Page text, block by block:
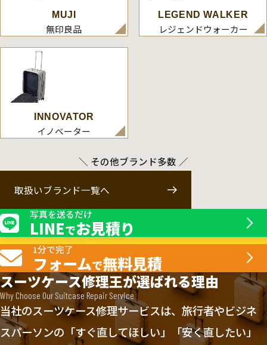
MUJI
無印良品
LEGEND WALKER
レジェンドウォーカー
INNOVATOR
イノベーター
＼ その他ブランド多数 ／
取扱いブランド一覧へ
写真を送るだけ
LINEでお見積り
1分で完了
フォームで無料見積
スーツケース修理王が選ばれる理由
Why Choose Our Suitcase Repair Service
当社のスーツケース修理サービスは、旅行者やビジネ
スパーソンの「すぐ直してほしい」「安く直したい」